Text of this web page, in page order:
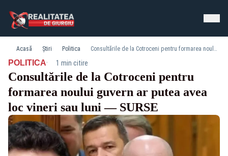
Acasă Știri Politica Consultările de la Cotroceni pentru formarea noului guvern ar putea avea loc vineri sau luni — SURSE
POLITICA· 1 min citire
Consultările de la Cotroceni pentru
formarea noului guvern ar putea avea
loc vineri sau luni — SURSE